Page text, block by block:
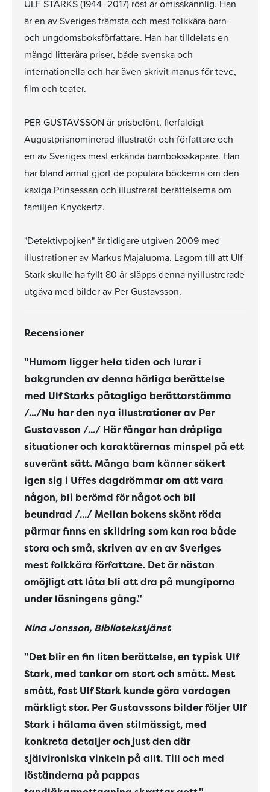
ULF STARKS (1944–2017) röst är omisskännlig. Han
är en av Sveriges främsta och mest folkkära barn-
och ungdomsboksförfattare. Han har tilldelats en
mängd litterära priser, både svenska och
internationella och har även skrivit manus för teve,
film och teater.
PER GUSTAVSSON är prisbelönt, flerfaldigt
Augustprisnominerad illustratör och författare och
en av Sveriges mest erkända barnboksskapare. Han
har bland annat gjort de populära böckerna om den
kaxiga Prinsessan och illustrerat berättelserna om
familjen Knyckertz.
"Detektivpojken" är tidigare utgiven 2009 med
illustrationer av Markus Majaluoma. Lagom till att Ulf
Stark skulle ha fyllt 80 år släpps denna nyillustrerade
utgåva med bilder av Per Gustavsson.
Recensioner
"Humorn ligger hela tiden och lurar i
bakgrunden av denna härliga berättelse
med Ulf Starks påtagliga berättarstämma
/.../Nu har den nya illustrationer av Per
Gustavsson /.../ Här fångar han dråpliga
situationer och karaktärernas minspel på ett
suveränt sätt. Många barn känner säkert
igen sig i Uffes dagdrömmar om att vara
någon, bli berömd för något och bli
beundrad /.../ Mellan bokens skönt röda
pärmar finns en skildring som kan roa både
stora och små, skriven av en av Sveriges
mest folkkära författare. Det är nästan
omöjligt att låta bli att dra på mungiporna
under läsningens gång."
Nina Jonsson, Bibliotekstjänst
"Det blir en fin liten berättelse, en typisk Ulf
Stark, med tankar om stort och smått. Mest
smått, fast Ulf Stark kunde göra vardagen
märkligt stor. Per Gustavssons bilder följer Ulf
Stark i hälarna även stilmässigt, med
konkreta detaljer och just den där
självironiska vinkeln på allt. Till och med
löständerna på pappas